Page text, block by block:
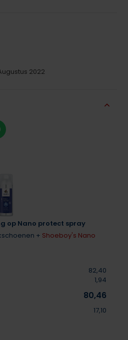
op Nano protect spray
+ Shoeboy's Nano
82,40
1,94
80,46
17,10
2022